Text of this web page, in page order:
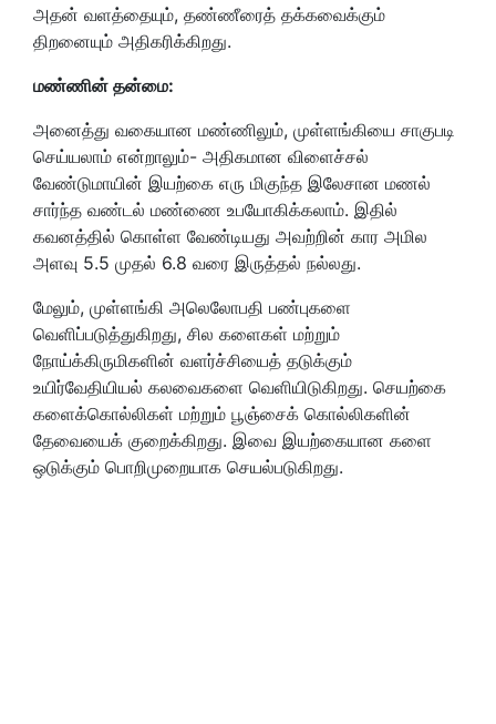
அதன் வளத்தையும், தண்ணீரைத் தக்கவைக்கும்
திறனையும் அதிகரிக்கிறது.
மண்ணின் தன்மை:
அனைத்து வகையான மண்ணிலும், முள்ளங்கியை சாகுபடி
செய்யலாம் என்றாலும்- அதிகமான விளைச்சல்
வேண்டுமாயின் இயற்கை எரு மிகுந்த இலேசான மணல்
சார்ந்த வண்டல் மண்ணை உபயோகிக்கலாம். இதில்
கவனத்தில் கொள்ள வேண்டியது அவற்றின் கார அமில
அளவு 5.5 முதல் 6.8 வரை இருத்தல் நல்லது.
மேலும், முள்ளங்கி அலெலோபதி பண்புகளை
வெளிப்படுத்துகிறது, சில களைகள் மற்றும்
நோய்க்கிருமிகளின் வளர்ச்சியைத் தடுக்கும்
உயிர்வேதியியல் கலவைகளை வெளியிடுகிறது. செயற்கை
களைக்கொல்லிகள் மற்றும் பூஞ்சைக் கொல்லிகளின்
தேவையைக் குறைக்கிறது. இவை இயற்கையான களை
ஒடுக்கும் பொறிமுறையாக செயல்படுகிறது.